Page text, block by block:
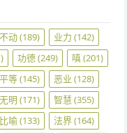
不动(189) 业力 (142)
功德(249) 嗔(201)
平等(145) 恶业 (128)
无明 (171) 智慧 (355)
比喻(133) 法界(164)